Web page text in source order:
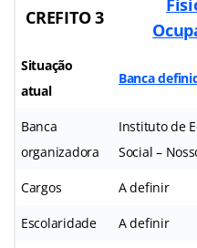
CREFITO 3
Situação
atual
Banca
Banca
organizadora
Instituto de
Social –
Cargos A definir
Escolaridade A definir